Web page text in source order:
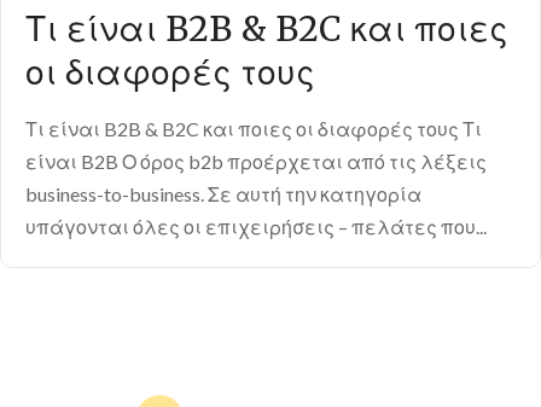
Τι είναι B2B & B2C και ποιες
οι διαφορές τους
Τι είναι B2B & B2C και ποιες οι διαφορές τους Τι
είναι B2B Ο όρος b2b προέρχεται από τις λέξεις
business-to-business. Σε αυτή την κατηγορία
υπάγονται όλες οι επιχειρήσεις – πελάτες που...